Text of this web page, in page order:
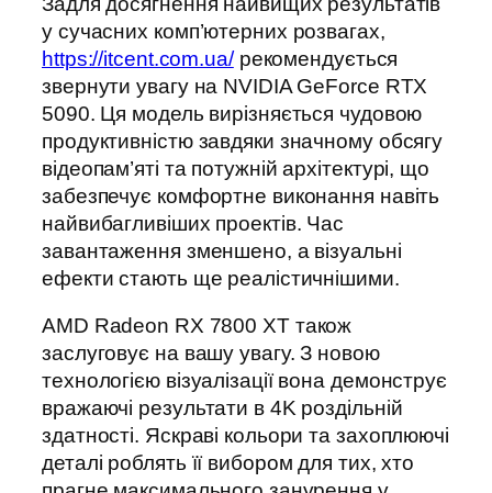
сучасних комп’ютерних розвагах,
https://itcent.com.ua/рекомендується
звернути увагу на NVIDIA GeForce RTX
5090. Ця модель вирізняється чудовою
продуктивністю завдяки значному обсягу
відеопам’яті та потужній архітектурі, що
забезпечує комфортне виконання навіть
найвибагливіших проектів. Час
завантаження зменшено, а візуальні
ефекти стають ще реалістичнішими.
AMD Radeon RX 7800 XT також заслуговує
на вашу увагу. З новою технологією
візуалізації вона демонструє вражаючі
результати в 4K роздільній здатності.
Яскраві кольори та захоплюючі деталі
роблять її вибором для тих, хто прагне